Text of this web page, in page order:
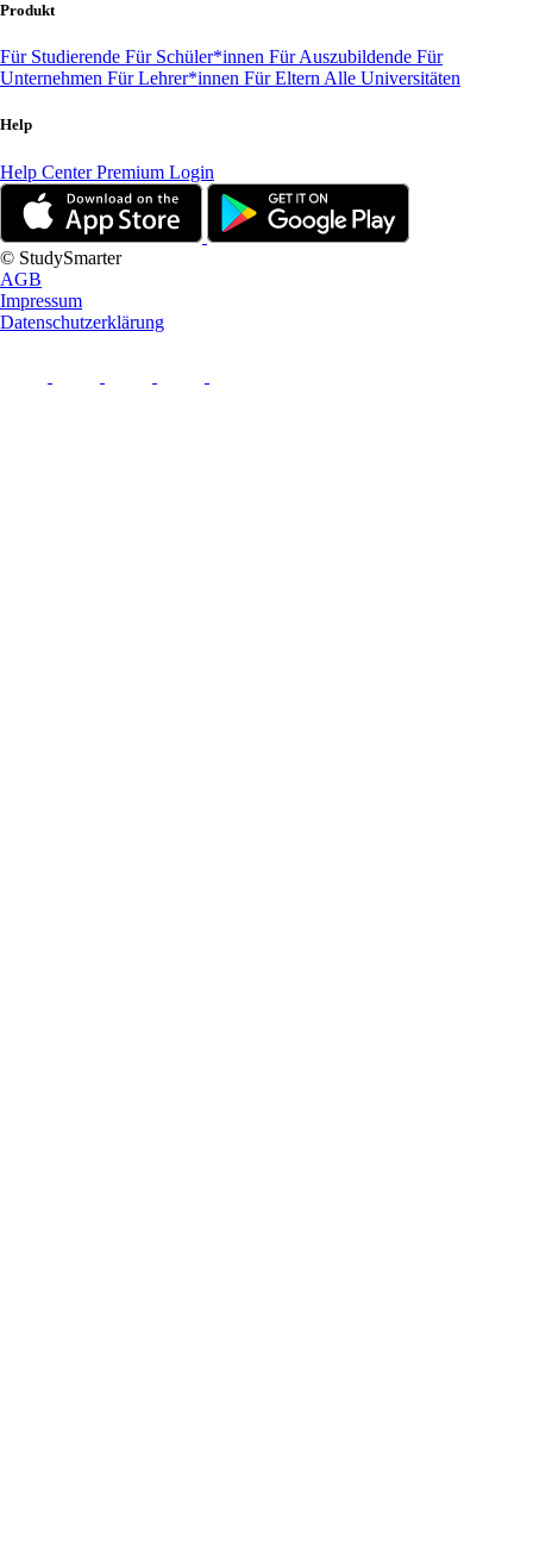
Produkt
Für Studierende Für Schüler*innen Für Auszubildende Für
Unternehmen Für Lehrer*innen Für Eltern Alle Universitäten
Help
Help CenterPremium Login
© StudySmarter
AGB
Impressum
Datenschutzerklärung